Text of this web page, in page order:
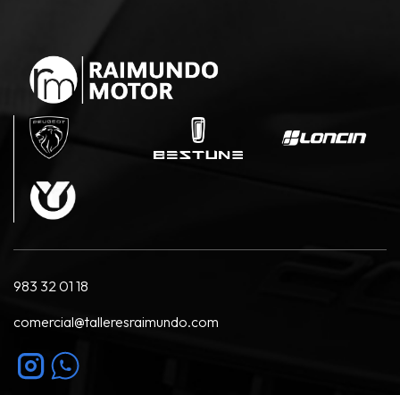
983 32 01 18
comercial@talleresraimundo.com